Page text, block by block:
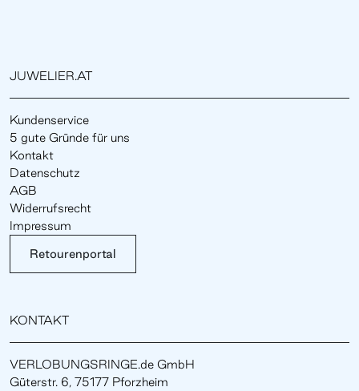
JUWELIER.AT
Kundenservice
5 gute Gründe für uns
Kontakt
Datenschutz
AGB
Widerrufsrecht
Impressum
Retourenportal
KONTAKT
VERLOBUNGSRINGE.de GmbH
Güterstr. 6, 75177 Pforzheim